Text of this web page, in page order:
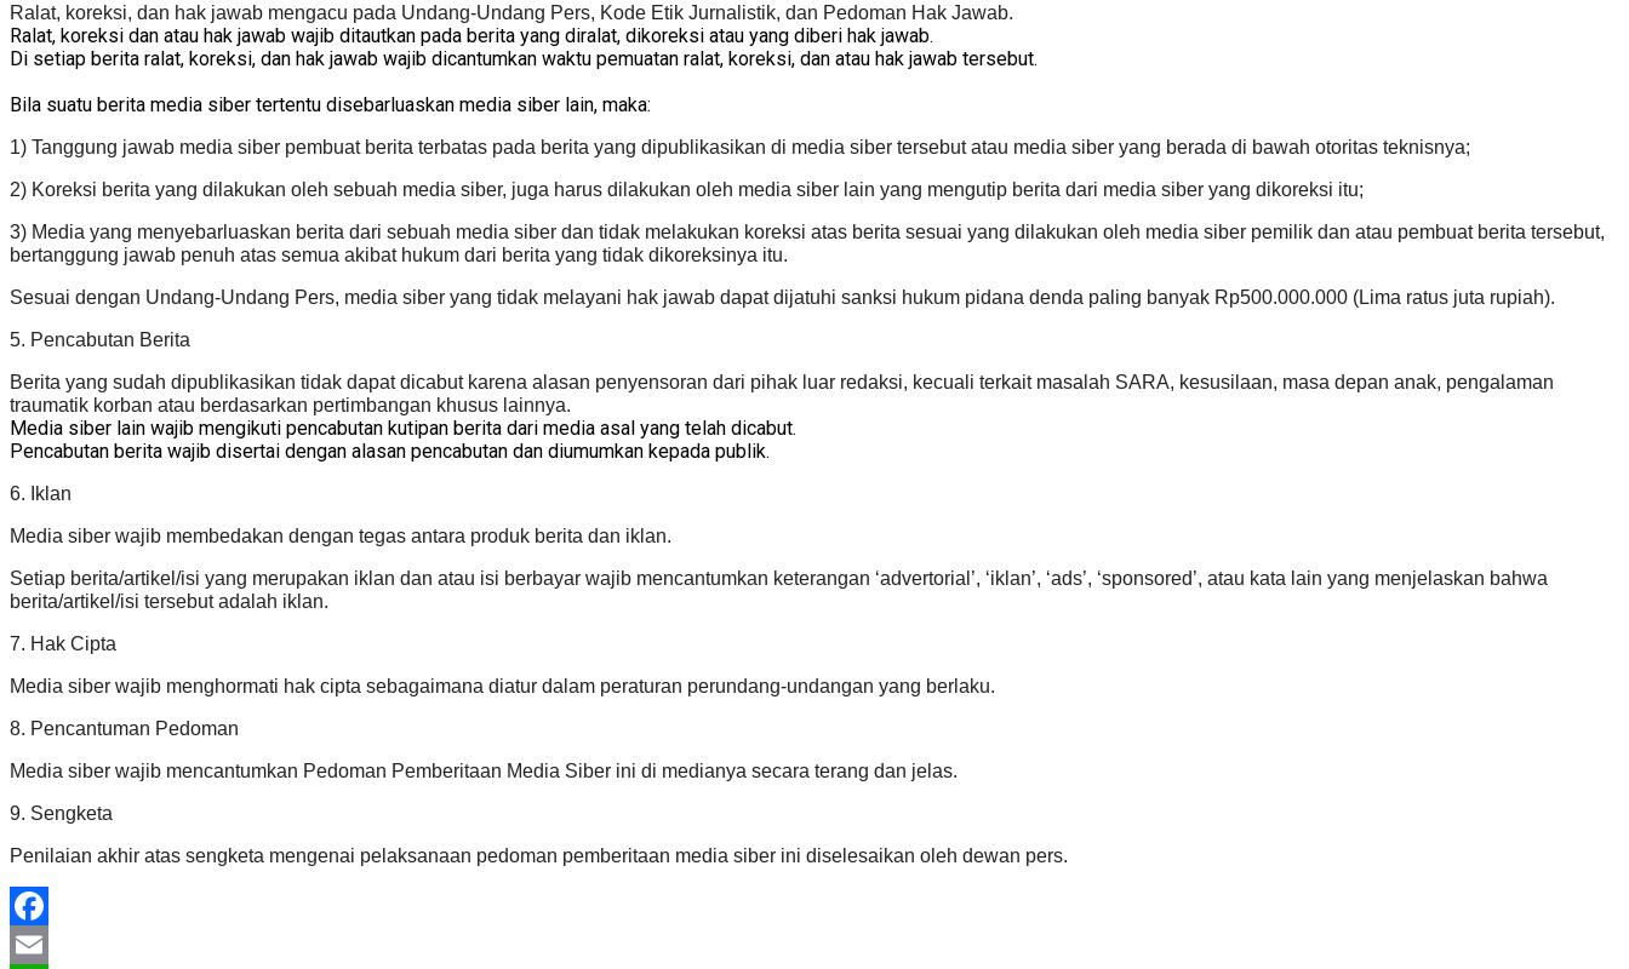
Ralat, koreksi, dan hak jawab mengacu pada Undang-Undang Pers, Kode Etik Jurnalistik, dan Pedoman Hak Jawab.
Ralat, koreksi dan atau hak jawab wajib ditautkan pada berita yang diralat, dikoreksi atau yang diberi hak jawab.
Di setiap berita ralat, koreksi, dan hak jawab wajib dicantumkan waktu pemuatan ralat, koreksi, dan atau hak jawab tersebut.
Bila suatu berita media siber tertentu disebarluaskan media siber lain, maka:
1) Tanggung jawab media siber pembuat berita terbatas pada berita yang dipublikasikan di media siber tersebut atau media siber yang berada di bawah otoritas teknisnya;
2) Koreksi berita yang dilakukan oleh sebuah media siber, juga harus dilakukan oleh media siber lain yang mengutip berita dari media siber yang dikoreksi itu;
3) Media yang menyebarluaskan berita dari sebuah media siber dan tidak melakukan koreksi atas berita sesuai yang dilakukan oleh media siber pemilik dan atau pembuat berita tersebut,
bertanggung jawab penuh atas semua akibat hukum dari berita yang tidak dikoreksinya itu.
Sesuai dengan Undang-Undang Pers, media siber yang tidak melayani hak jawab dapat dijatuhi sanksi hukum pidana denda paling banyak Rp500.000.000 (Lima ratus juta rupiah).
5. Pencabutan Berita
Berita yang sudah dipublikasikan tidak dapat dicabut karena alasan penyensoran dari pihak luar redaksi, kecuali terkait masalah SARA, kesusilaan, masa depan anak, pengalaman
traumatik korban atau berdasarkan pertimbangan khusus lainnya.
Media siber lain wajib mengikuti pencabutan kutipan berita dari media asal yang telah dicabut.
Pencabutan berita wajib disertai dengan alasan pencabutan dan diumumkan kepada publik.
6. Iklan
Media siber wajib membedakan dengan tegas antara produk berita dan iklan.
Setiap berita/artikel/isi yang merupakan iklan dan atau isi berbayar wajib mencantumkan keterangan ‘advertorial’, ‘iklan’, ‘ads’, ‘sponsored’, atau kata lain yang menjelaskan bahwa
berita/artikel/isi tersebut adalah iklan.
7. Hak Cipta
Media siber wajib menghormati hak cipta sebagaimana diatur dalam peraturan perundang-undangan yang berlaku.
8. Pencantuman Pedoman
Media siber wajib mencantumkan Pedoman Pemberitaan Media Siber ini di medianya secara terang dan jelas.
9. Sengketa
Penilaian akhir atas sengketa mengenai pelaksanaan pedoman pemberitaan media siber ini diselesaikan oleh dewan pers.
Facebook